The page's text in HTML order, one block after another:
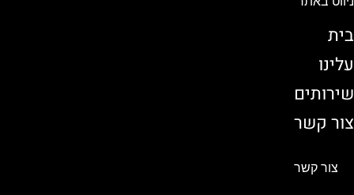
בית
עלינו
שירותים
צור קשר
צור קשר